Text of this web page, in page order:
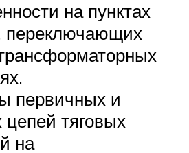
на пунктах
переключающих
первичных и
тяговых
на